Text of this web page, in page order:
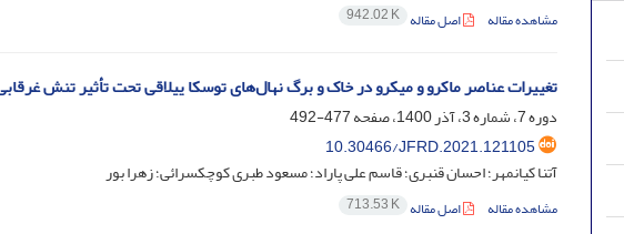
مشاهده مقاله اصل مقاله 942.02 K
تغییرات عناصر ماکرو و میکرو در خاک و برگ نهال‌های توسکا ییلاقی تحت تأثیر تنش
دوره 7، شماره 3، آذر 1400، صفحه
477-492
10.30466/JFRD.2021.121105
آتنا کیانمهر؛ احسان قنبری؛ قاسم علی پاراد؛ مسعود طبری کوچکسرائی؛ زهرا بور
مشاهده مقاله اصل مقاله 713.53 K